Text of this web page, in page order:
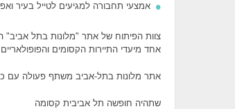
אמצעי תחבורה למגיעים לטייל בעיר
צוות הפיתוח של אתר "מלונות בתל אביב"
אחד מיעדי התיירות הקסומים
אתר מלונות בתל-אביב משתף פעולה עם כל
שתהיה חופשה תל אביבית קסומה